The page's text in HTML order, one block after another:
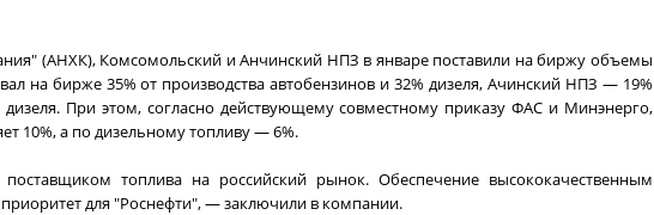
(АНХК), Комсомольский и Анчинский НПЗ в январе поставили на биржу объемы
на бирже 35% от производства автобензинов и 32% дизеля, Ачинский НПЗ — 19%
При этом, согласно действующему совместному приказу ФАС и Минэнерго,
10%, а по дизельному топливу — 6%.
топлива на российский рынок. Обеспечение высококачественным
для "Роснефти", — заключили в компании.